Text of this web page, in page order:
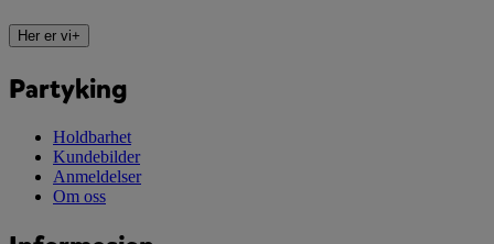
Her er vi+
Partyking
Holdbarhet
Kundebilder
Anmeldelser
Om oss